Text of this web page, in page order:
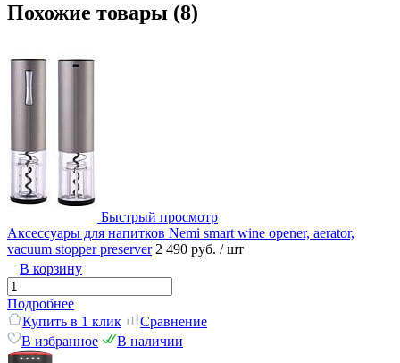
Похожие товары (8)
Быстрый просмотр
Аксессуары для напитков Nemi smart wine opener, aerator,
vacuum stopper preserver 2 490 руб. / шт
В корзину
Подробнее
Купить в 1 клик
Сравнение
В избранное
В наличии